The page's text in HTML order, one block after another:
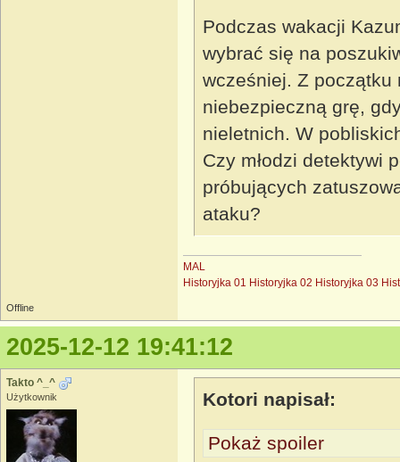
Podczas wakacji
wybrać się na
wcześniej. Z początku
niebezpieczną grę,
nieletnich. W
Czy młodzi detektywi
próbujących
ataku?
MAL
Historyjka 01 Historyjka 02 Historyjka 03
Offline
2025-12-12 19:41:12
Takto ^_^
Użytkownik Kotori napisał:
Pokaż spoiler